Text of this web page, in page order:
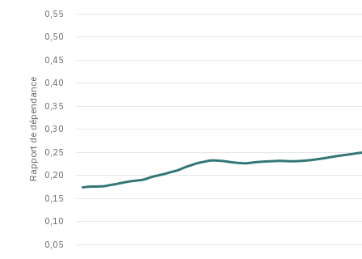
Rapport de dépendance
0,05
0,10
0,15
0,20
0,25
0,30
0,35
0,40
0,45
0,50
0,55